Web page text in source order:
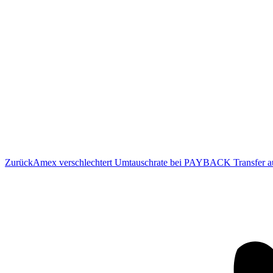
ZurückVorheriger
Amex verschlechtert Umtauschrate bei PAYBACK Transfer